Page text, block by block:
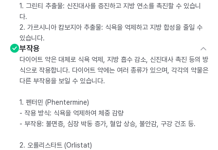
1. 그린티 추출물: 신진대사를 증진하고 지방 연소를 촉진할 수 있습니
다.
2. 가르시니아 캄보지아 추출물: 식욕을 억제하고 지방 합성을 줄일 수
있습니다.
부작용
다이어트 약은 대체로 식욕 억제, 지방 흡수 감소, 신진대사 촉진 등의 방
식으로 작용합니다. 다이어트 약에는 여러 종류가 있으며, 각각의 약물은
다른 부작용을 보일 수 있습니다.
1. 펜터민 (Phentermine)
- 작용 방식: 식욕을 억제하여 체중 감량
- 부작용: 불면증, 심장 박동 증가, 혈압 상승, 불안감, 구강 건조 등.
2. 오를리스타트 (Orlistat)